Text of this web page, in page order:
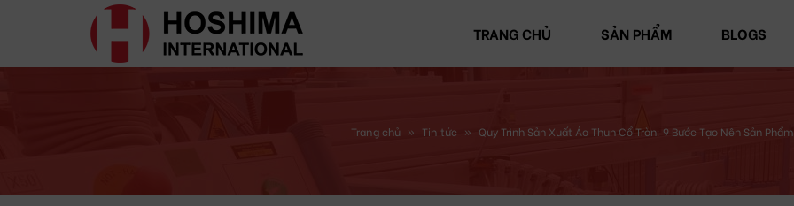
TRANG CHỦ SẢN PHẨM BLOGS
Trang chủ » Tin tức » Quy Trình Sản Xuất Áo Thun Cổ Tròn: 9 Bước Tạo Nên Sản